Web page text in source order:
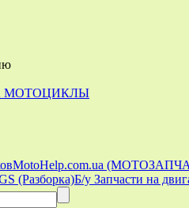
МОТОЦИКЛЫ
MotoHelp.com.ua
(Разборка)Б/у Запчасти на